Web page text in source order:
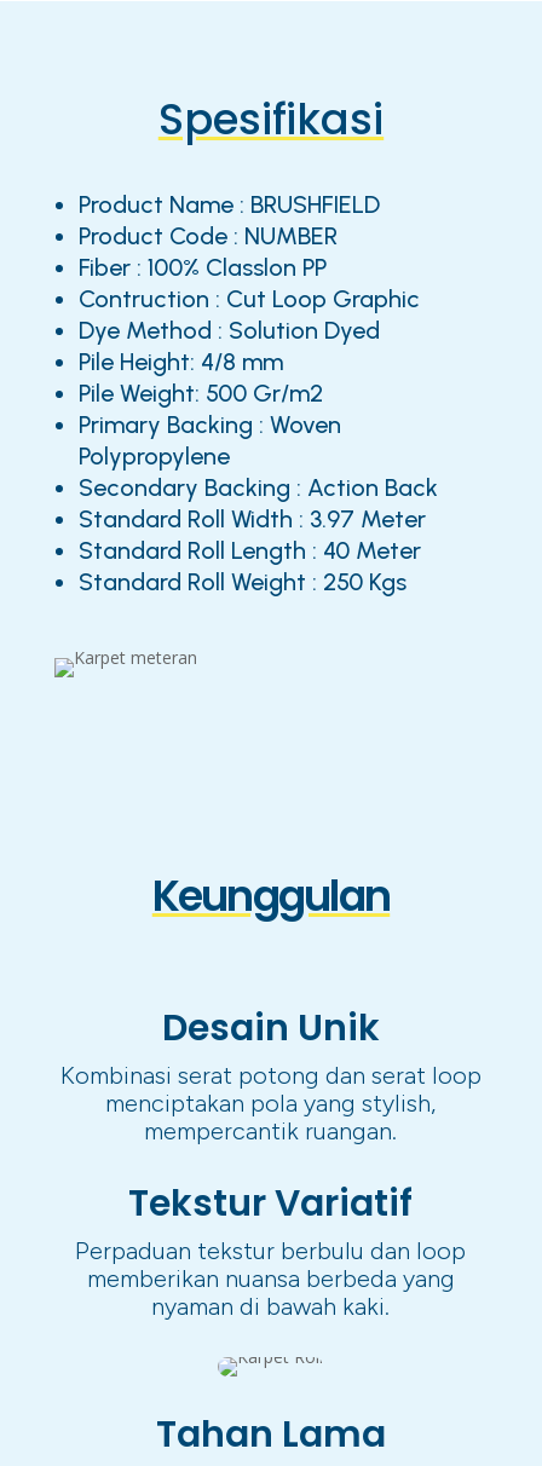
Spesifikasi
Product Name : BRUSHFIELD
Product Code : NUMBER
Fiber : 100% Classlon PP
Contruction : Cut Loop Graphic
Dye Method : Solution Dyed
Pile Height: 4/8 mm
Pile Weight: 500 Gr/m2
Primary Backing : Woven
Polypropylene
Secondary Backing : Action Back
Standard Roll Width : 3.97 Meter
Standard Roll Length : 40 Meter
Standard Roll Weight : 250 Kgs
Keunggulan
Desain Unik
Kombinasi serat potong dan serat loop
menciptakan pola yang stylish,
mempercantik ruangan.
Tekstur Variatif
Perpaduan tekstur berbulu dan loop
memberikan nuansa berbeda yang
nyaman di bawah kaki.
Tahan Lama